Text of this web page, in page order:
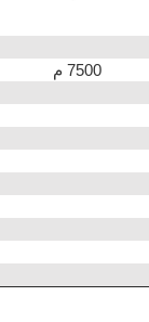
7500 م